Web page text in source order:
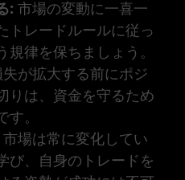
: 市場の変動に一喜一
トレードルールに従っ
律を保ちましょう。
が拡大する前にポジ
りは、資金を守るため
。
市場は常に変化してい
び、自身のトレードを